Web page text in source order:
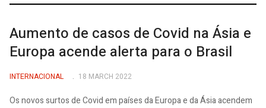
Aumento de casos de Covid na Ásia e
Europa acende alerta para o Brasil
INTERNACIONAL 18 MARCH 2022
Os novos surtos de Covid em países da Europa e da Ásia acendem